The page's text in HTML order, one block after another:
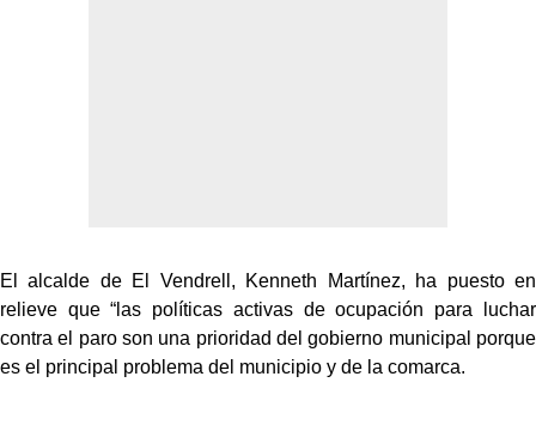
El alcalde de El Vendrell, Kenneth Martínez, ha puesto en
relieve que “las políticas activas de ocupación para luchar
contra el paro son una prioridad del gobierno municipal porque
es el principal problema del municipio y de la comarca.